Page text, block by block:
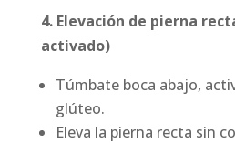
4. Elevación de pierna
activado)
Túmbate boca abajo,
glúteo.
Eleva la pierna recta sin